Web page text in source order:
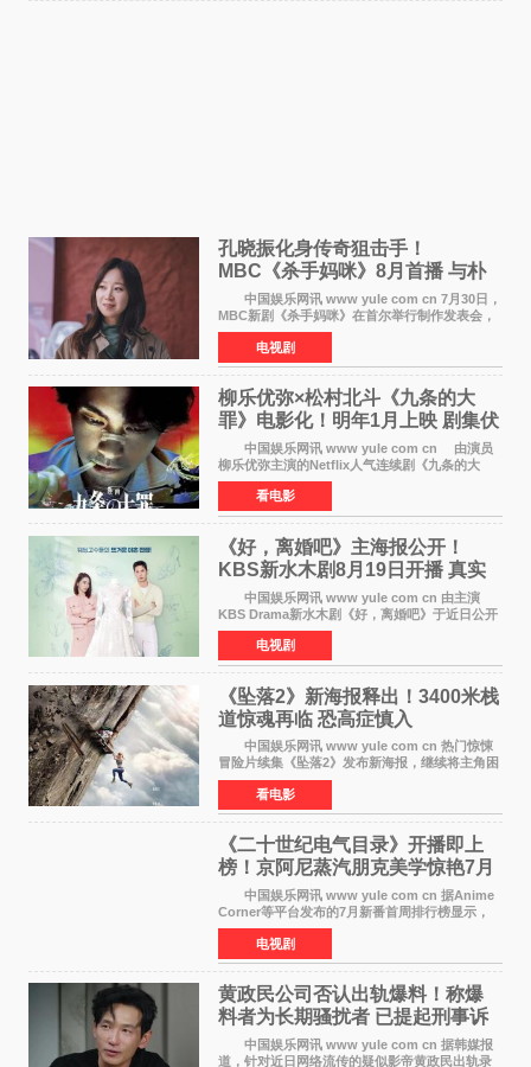
孔晓振化身传奇狙击手！
MBC《杀手妈咪》8月首播 与朴
恩斌展开收视对决
中国娱乐网讯 www yule com cn 7月30日，
MBC新剧《杀手妈咪》在首尔举行制作发表会，
主演孔晓振、郑准元、李相二、无真星、崔宇
成、李银泉等人一同出席，为新剧宣传造势。这
是孔晓振继《毛骨
电视剧
柳乐优弥×松村北斗《九条的大
罪》电影化！明年1月上映 剧集伏
笔将全面揭晓
中国娱乐网讯 www yule com cn 由演员
柳乐优弥主演的Netflix人气连续剧《九条的大
罪》正式宣布改编为电影，将于明年1月8日全国
上映。柳乐优弥与SixTONES松村北斗再度联
手，为观众带来这部
看电影
《好，离婚吧》主海报公开！
KBS新水木剧8月19日开播 真实
离婚体验记来袭
中国娱乐网讯 www yule com cn 由主演
KBS Drama新水木剧《好，离婚吧》于近日公开
主海报，正式进入开播倒计时。 海报中，男
女主角背对背站立，各自望向不同方向，中央的
空白与冷漠的表情
电视剧
《坠落2》新海报释出！3400米栈
道惊魂再临 恐高症慎入
中国娱乐网讯 www yule com cn 热门惊悚
冒险片续集《坠落2》发布新海报，继续将主角困
于绝境高处——这一次，是摇摇欲坠的徒步栈
道。该片将于今年9月2日北美上映，恐高症患者
请提前做好心理
看电影
《二十世纪电气目录》开播即上
榜！京阿尼蒸汽朋克美学惊艳7月
新番季
中国娱乐网讯 www yule com cn 据Anime
Corner等平台发布的7月新番首周排行榜显示，
由京都动画制作的《二十世纪电气目录》在多个
榜单中表现亮眼，位列AniLab全球TOP10第十
名。该剧改编自结
电视剧
黄政民公司否认出轨爆料！称爆
料者为长期骚扰者 已提起刑事诉
中国娱乐网讯 www yule com cn 据韩媒报
道，针对近日网络流传的疑似影帝黄政民出轨录